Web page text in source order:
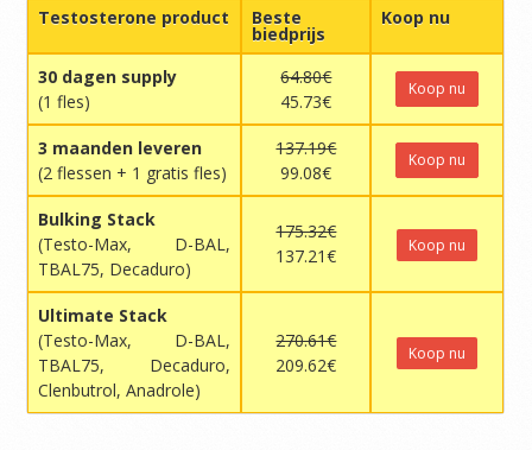
Testosterone product Beste
biedprijs
Koop nu
30 dagen supply
(1 fles)
64.80€
45.73€
Koop nu
3 maanden leveren
(2 flessen + 1 gratis fles)
137.19€
99.08€
Koop nu
Bulking Stack
(Testo-Max, D-BAL,
TBAL75, Decaduro)
175.32€
137.21€
Koop nu
Ultimate Stack
(Testo-Max, D-BAL,
TBAL75, Decaduro,
Clenbutrol, Anadrole)
270.61€
209.62€
Koop nu